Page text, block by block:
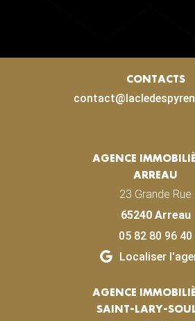
CONTACTS
AGENCE
ARREAU
23 Grande Rue
65240 Arreau
05 82 80 96 40
Localiser
AGENCE
SAINT-LARY-